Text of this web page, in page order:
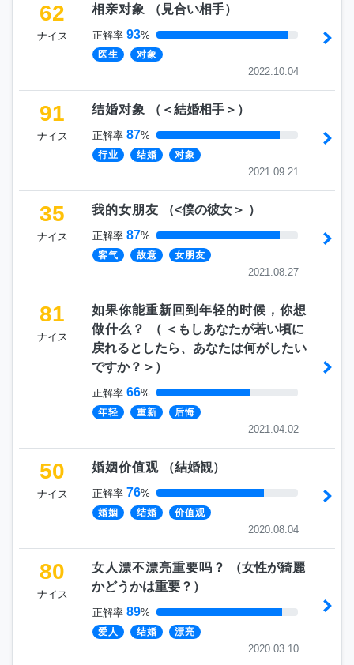
62
ナイス
相亲对象 （ 見合い相手）
正解率 93%
医生 对象
2022.10.04
91
ナイス
结婚对象 （ ＜結婚相手＞ ）
正解率 87%
行业 结婚 对象
2021.09.21
35
ナイス
我的女朋友 （<僕の彼女＞ ）
正解率 87%
客气 故意 女朋友
2021.08.27
81
ナイス
如果你能重新回到年轻的时候，你想
做什么？
（ ＜もしあなたが若い頃に
戻れるとしたら、あなたは何がしたい
ですか？＞ ）
正解率 66%
年轻 重新 后悔
2021.04.02
50
ナイス
婚姻价值观 （結婚観）
正解率 76%
婚姻 结婚 价值观
2020.08.04
80
ナイス
女人漂不漂亮重要吗？ （女性が綺麗
かどうかは重要？ ）
正解率 89%
爱人 结婚 漂亮
2020.03.10